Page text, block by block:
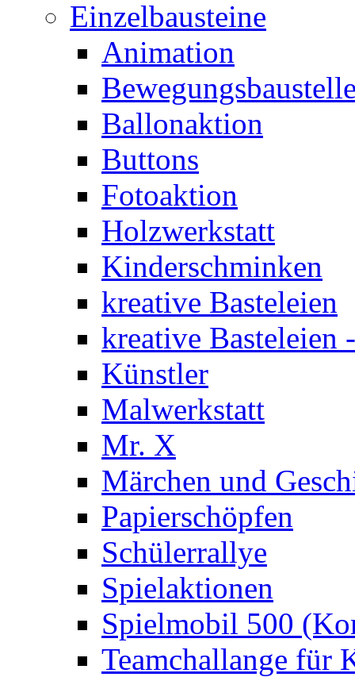
Einzelbausteine
Animation
Ballonaktion
Buttons
Fotoaktion
Holzwerkstatt
Kinderschminken
kreative Basteleien
kreative Basteleien
Künstler
Malwerkstatt
Mr. X
Märchen und
Papierschöpfen
Schülerrallye
Spielaktionen
Spielmobil 500
Teamchallange für